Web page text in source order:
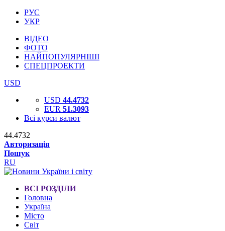
РУС
УКР
ВІДЕО
ФОТО
НАЙПОПУЛЯРНІШІ
СПЕЦПРОЕКТИ
USD
USD 44.4732
EUR 51.3093
Всі курси валют
44.4732
Авторизація
Пошук
RU
ВСІ РОЗДІЛИ
Головна
Україна
Місто
Світ